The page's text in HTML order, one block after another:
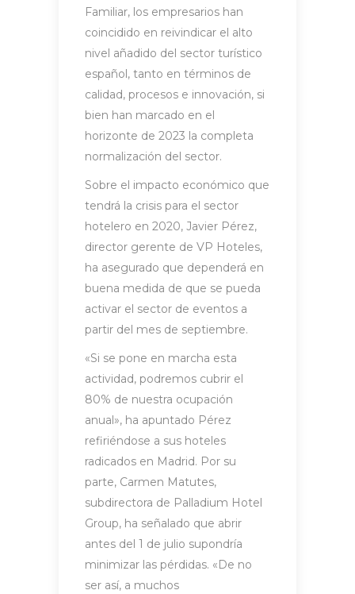
Familiar, los empresarios han
coincidido en reivindicar el alto
nivel añadido del sector turístico
español, tanto en términos de
calidad, procesos e innovación, si
bien han marcado en el
horizonte de 2023 la completa
normalización del sector.
Sobre el impacto económico que
tendrá la crisis para el sector
hotelero en 2020, Javier Pérez,
director gerente de VP Hoteles,
ha asegurado que dependerá en
buena medida de que se pueda
activar el sector de eventos a
partir del mes de septiembre.
«Si se pone en marcha esta
actividad, podremos cubrir el
80% de nuestra ocupación
anual», ha apuntado Pérez
refiriéndose a sus hoteles
radicados en Madrid. Por su
parte, Carmen Matutes,
subdirectora de Palladium Hotel
Group, ha señalado que abrir
antes del 1 de julio supondría
minimizar las pérdidas. «De no
ser así, a muchos